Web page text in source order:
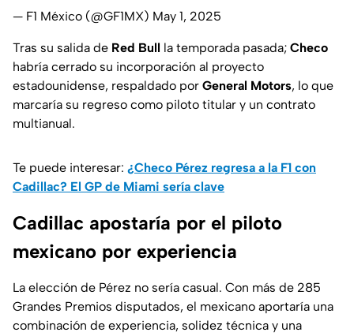
— F1 México (@GF1MX) May 1, 2025
Tras su salida de Red Bull la temporada pasada; Checo
habría cerrado su incorporación al proyecto
estadounidense, respaldado por General Motors, lo que
marcaría su regreso como piloto titular y un contrato
multianual.
Te puede interesar: ¿Checo Pérez regresa a la F1 con
Cadillac? El GP de Miami sería clave
Cadillac apostaría por el piloto
mexicano por experiencia
La elección de Pérez no sería casual. Con más de 285
Grandes Premios disputados, el mexicano aportaría una
combinación de experiencia, solidez técnica y una